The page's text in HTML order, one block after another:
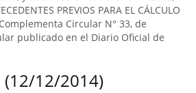
PREVIOS PARA EL CÁLCULO
Complementa Circular N° 33, de
publicado en el Diario Oficial de
(12/12/2014)